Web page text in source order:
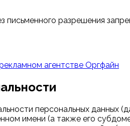
письменного разрешения
агентстве Оргфайн
персональных данных
имени (а также его